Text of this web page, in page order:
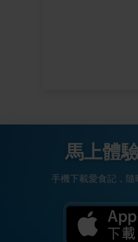
馬上體
手機下載愛食記，隨